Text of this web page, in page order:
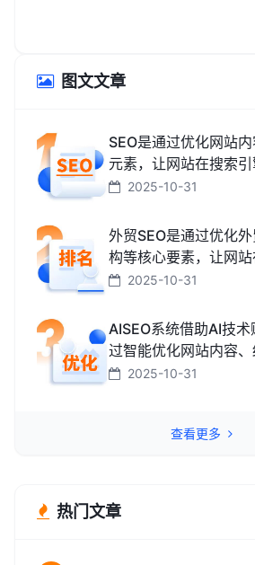
图文文章
SEO是通过优化网站
元素，让网站在搜索
百度、搜狗、必应）中
2025-10-31
外贸SEO是通过优化
构等核心要素，让网
搜索引擎中排名靠前，
2025-10-31
AISEO系统借助AI技
过智能优化网站内容
引擎规则，助力网站快
2025-10-31
查看更多
热门文章